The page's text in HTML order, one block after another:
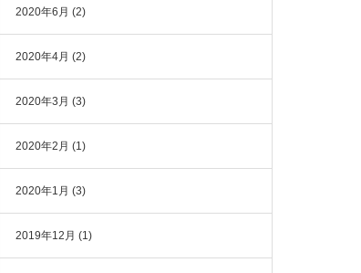
2020年6月 (2)
2020年4月 (2)
2020年3月 (3)
2020年2月 (1)
2020年1月 (3)
2019年12月 (1)